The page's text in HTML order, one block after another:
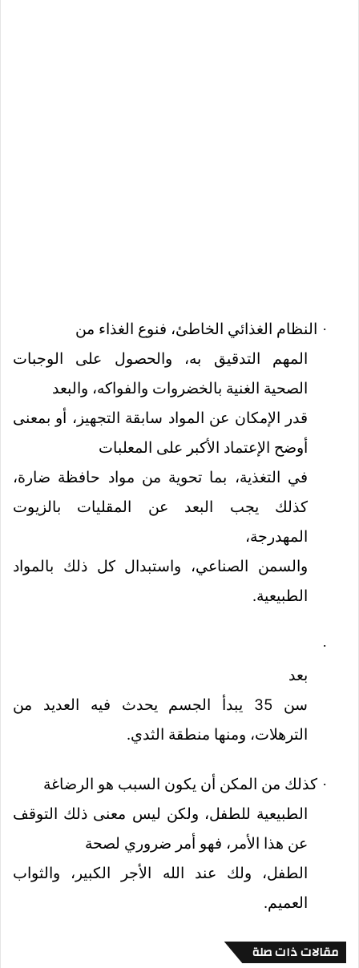
· النظام الغذائي الخاطئ، فنوع الغذاء من
المهم التدقيق به، والحصول على الوجبات
الصحية الغنية بالخضروات والفواكه، والبعد
قدر الإمكان عن المواد سابقة التجهيز، أو بمعنى
أوضح الإعتماد الأكبر على المعلبات
في التغذية، بما تحوية من مواد حافظة ضارة،
كذلك يجب البعد عن المقليات بالزيوت
المهدرجة،
والسمن الصناعي، واستبدال كل ذلك بالمواد
الطبيعية.
·
بعد
سن 35 يبدأ الجسم يحدث فيه العديد من
الترهلات، ومنها منطقة الثدي.
· كذلك من المكن أن يكون السبب هو الرضاغة
الطبيعية للطفل، ولكن ليس معنى ذلك التوقف
عن هذا الأمر، فهو أمر ضروري لصحة
الطفل، ولك عند الله الأجر الكبير، والثواب
العميم.
مقالات ذات صلة